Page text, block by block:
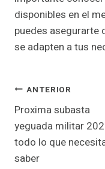
disponibles en el
puedes asegurarte
se adapten a tus
Navegación
De
Entradas
ANTERIOR
Proxima subasta
yeguada militar
todo lo que
saber